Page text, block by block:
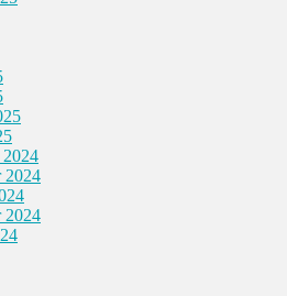
2024
2024
2024